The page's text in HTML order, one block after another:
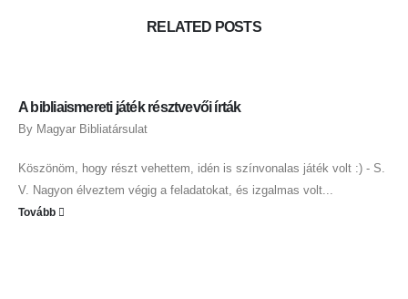
RELATED POSTS
A bibliaismereti játék résztvevői írták
By Magyar Bibliatársulat
Köszönöm, hogy részt vehettem, idén is színvonalas játék volt :) - S.
V. Nagyon élveztem végig a feladatokat, és izgalmas volt...
Tovább